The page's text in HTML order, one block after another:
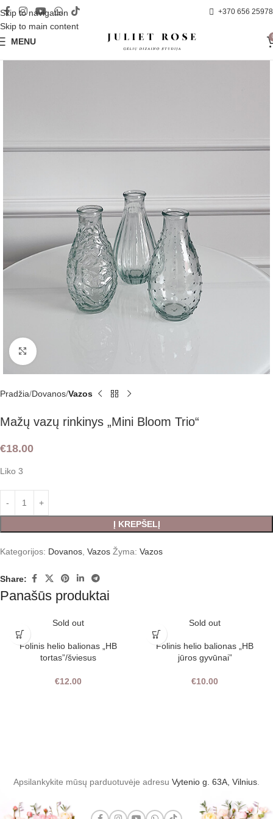
Skip to navigation
Skip to main content
+370 656 25978
MENU
Padidint
Pradžia Dovanos Vazos
Mažų vazų rinkinys „Mini Bloom Trio“
€18.00
Liko 3
Į KREPŠELĮ
Kategorijos: Dovanos, Vazos Žyma: Vazos
Share:
Panašūs produktai
Sold out
Folinis helio balionas „HB
tortas”/šviesus
€12.00
Sold out
Folinis helio balionas „HB
jūros gyvūnai”
€10.00
Apsilankykite mūsų parduotuvėje adresu Vytenio g. 63A, Vilnius